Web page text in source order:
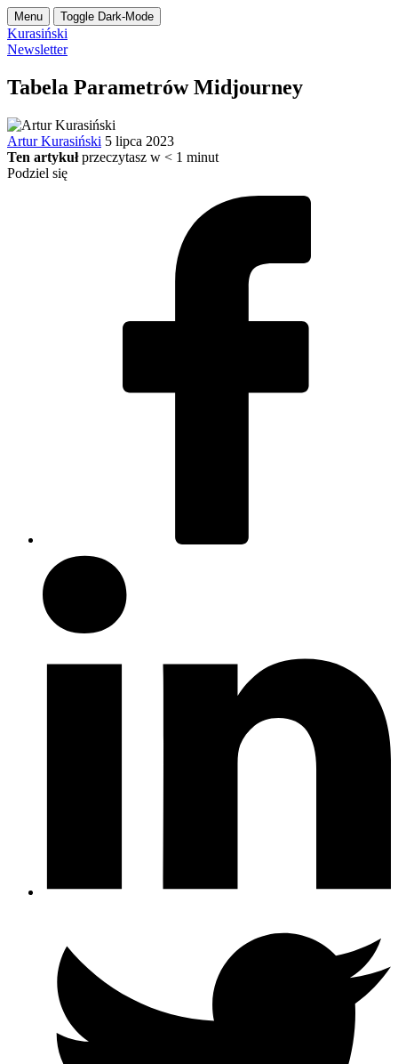
Menu Toggle Dark-Mode
Kurasiński
Newsletter
Tabela Parametrów Midjourney
Artur Kurasiński 5 lipca 2023
Ten artykuł przeczytasz w < 1 minut
Podziel się